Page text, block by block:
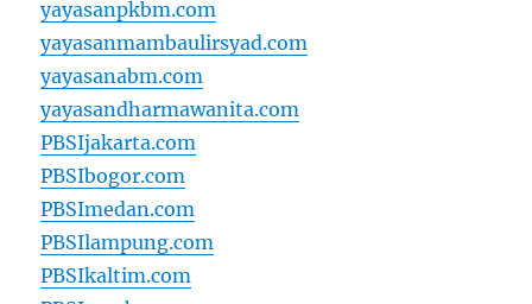
yayasanpkbm.com
yayasanmambaulirsyad.com
yayasanabm.com
yayasandharmawanita.com
PBSIjakarta.com
PBSIbogor.com
PBSImedan.com
PBSIlampung.com
PBSIkaltim.com